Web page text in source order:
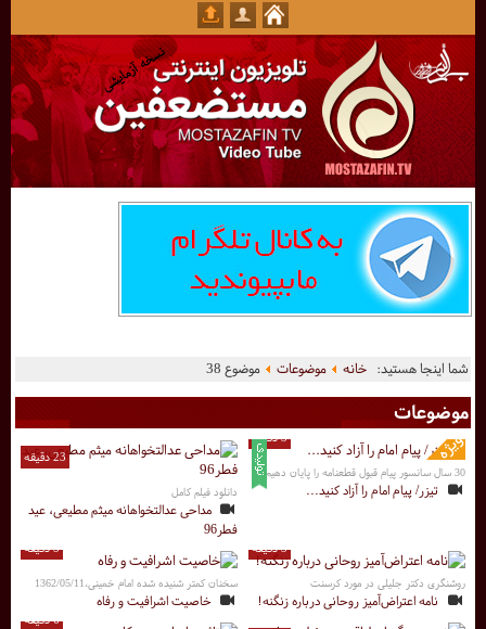
شما اینجا هستید:خانه موضوعات موضوع 38
موضوعات
3 دقیقه
30 سال سانسور پیام قبول قطعنامه را پایان دهیم
تیزر/ پیام امام را آزاد کنید...
23 دقیقه
دانلود فیلم کامل
مداحی عدالتخواهانه میثم مطیعی، عید
فطر96
3 دقیقه
روشنگری دکتر جلیلی در مورد کرسنت
نامه اعتراض‌آمیز روحانی درباره زنگنه!
5 دقیقه
سخنان کمتر شنیده شده امام خمینی،1362/05/11
خاصیت اشرافیت و رفاه
6 دقیقه